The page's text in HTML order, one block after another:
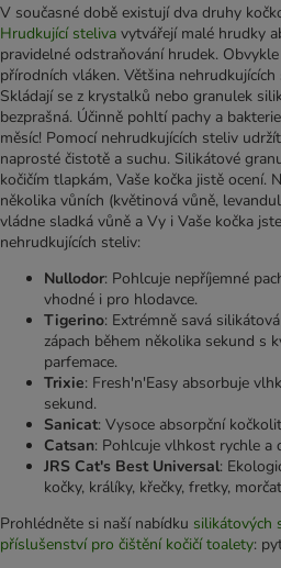
V současné době existují dva druhy
Hrudkující steliva vytvářejí malé hrudky
pravidelné odstraňování hrudek.
přírodních vláken. Většina
Skládají se z krystalků nebo granulek
bezprašná. Účinně pohltí pachy a
měsíc! Pomocí nehrudkujících steliv
naprosté čistotě a suchu. Silikátové
kočičím tlapkám, Vaše kočka jistě ocení.
několika vůních (květinová vůně,
vládne sladká vůně a Vy i Vaše kočka
nehrudkujících steliv:
Nullodor: Pohlcuje nepříjemné
vhodné i pro hlodavce.
Tigerino: Extrémně savá
zápach během několika sekund s
parfemace.
Trixie: Fresh'n'Easy absorbuje
sekund.
Sanicat: Vysoce absorpční
Catsan: Pohlcuje vlhkost rychle a
JRS Cat's Best Universal:
kočky, králíky, křečky, fretky,
Prohlédněte si naší nabídku silikátových
příslušenství pro čištění kočičí toalety: